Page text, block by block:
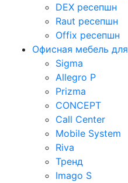
DEX ресепшн
Raut ресепшн
Offix ресепшн
Офисная мебель
Sigma
Allegro P
Prizma
CONCEPT
Call Center
Mobile System
Riva
Тренд
Imago S